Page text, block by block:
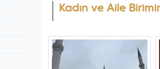
Kadın ve Aile